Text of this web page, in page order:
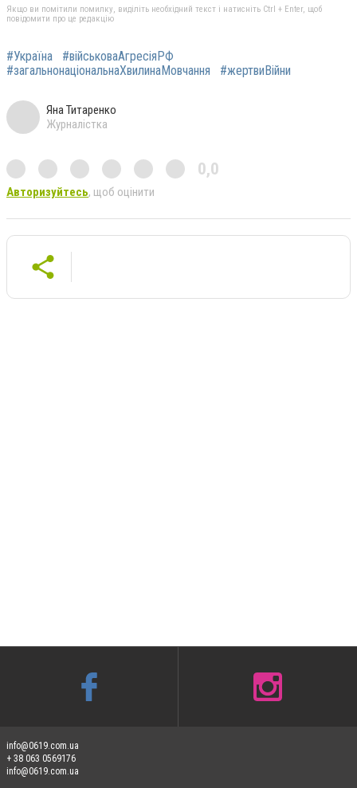
Якщо ви помітили помилку, виділіть необхідний текст і натисніть Ctrl + Enter, щоб
повідомити про це редакцію
#Україна
#військоваАгресіяРФ
#загальнонаціональнаХвилинаМовчання
#жертвиВійни
Яна Титаренко
Журналістка
0,0
Авторизуйтесь, щоб оцінити
info@0619.com.ua
+ 38 063 0569176
info@0619.com.ua